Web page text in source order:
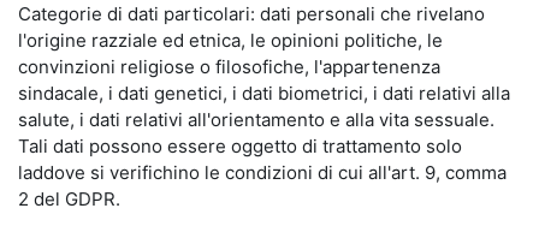
Categorie di dati particolari: dati personali che rivelano
l'origine razziale ed etnica, le opinioni politiche, le
convinzioni religiose o filosofiche, l'appartenenza
sindacale, i dati genetici, i dati biometrici, i dati relativi alla
salute, i dati relativi all'orientamento e alla vita sessuale.
Tali dati possono essere oggetto di trattamento solo
laddove si verifichino le condizioni di cui all'art. 9, comma
2 del GDPR.